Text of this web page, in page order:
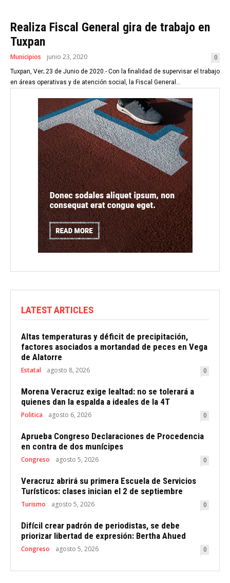
Realiza Fiscal General gira de trabajo en
Tuxpan
Municipios junio 23, 2020 0
Tuxpan, Ver; 23 de Junio de 2020.- Con la finalidad de supervisar el trabajo
en áreas operativas y de atención social, la Fiscal General...
LATEST ARTICLES
Altas temperaturas y déficit de precipitación,
factores asociados a mortandad de peces en Vega
de Alatorre
Estatal agosto 8, 2026 0
Morena Veracruz exige lealtad: no se tolerará a
quienes dan la espalda a ideales de la 4T
Politica agosto 6, 2026 0
Aprueba Congreso Declaraciones de Procedencia
en contra de dos munícipes
Congreso agosto 5, 2026 0
Veracruz abrirá su primera Escuela de Servicios
Turísticos: clases inician el 2 de septiembre
Turismo agosto 5, 2026 0
Difícil crear padrón de periodistas, se debe
priorizar libertad de expresión: Bertha Ahued
Congreso agosto 5, 2026 0